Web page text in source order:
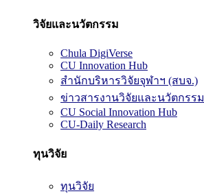
วิจัยและนวัตกรรม
Chula DigiVerse
CU Innovation Hub
สำนักบริหารวิจัยจุฬาฯ (สบจ.)
ข่าวสารงานวิจัยและนวัตกรรม
CU Social Innovation Hub
CU-Daily Research
ทุนวิจัย
ทุนวิจัย